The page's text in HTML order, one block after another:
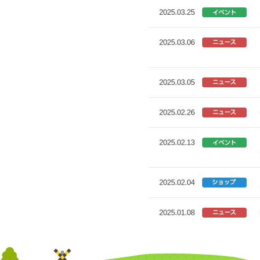
2025.03.25
2025.03.06
2025.03.05
2025.02.26
2025.02.13
2025.02.04
2025.01.08